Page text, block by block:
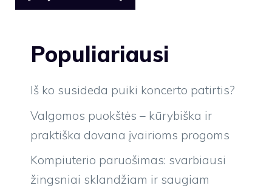
Populiariausi
Iš ko susideda puiki koncerto patirtis?
Valgomos puokštės – kūrybiška ir
praktiška dovana įvairioms progoms
Kompiuterio paruošimas: svarbiausi
žingsniai sklandžiam ir saugiam